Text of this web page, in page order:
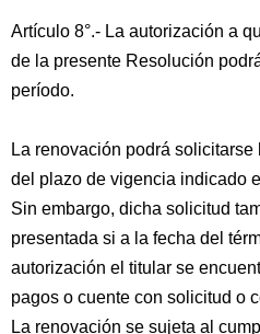
Artículo 8°.- La autorización a
de la presente Resolución
período.
La renovación podrá
del plazo de vigencia indicado
Sin embargo, dicha solicitud
presentada si a la fecha del
autorización el titular se
pagos o cuente con solicitud o
La renovación se sujeta al